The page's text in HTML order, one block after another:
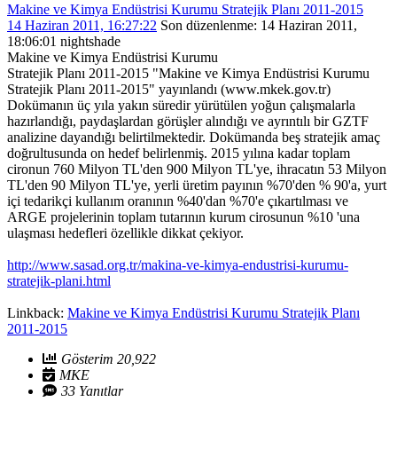
Makine ve Kimya Endüstrisi Kurumu Stratejik Planı 2011-2015
14 Haziran 2011, 16:27:22 Son düzenlenme: 14 Haziran 2011,
18:06:01 nightshade
Makine ve Kimya Endüstrisi Kurumu
Stratejik Planı 2011-2015 "Makine ve Kimya Endüstrisi Kurumu
Stratejik Planı 2011-2015" yayınlandı (www.mkek.gov.tr)
Dokümanın üç yıla yakın süredir yürütülen yoğun çalışmalarla
hazırlandığı, paydaşlardan görüşler alındığı ve ayrıntılı bir GZTF
analizine dayandığı belirtilmektedir. Dokümanda beş stratejik amaç
doğrultusunda on hedef belirlenmiş. 2015 yılına kadar toplam
cironun 760 Milyon TL'den 900 Milyon TL'ye, ihracatın 53 Milyon
TL'den 90 Milyon TL'ye, yerli üretim payının %70'den % 90'a, yurt
içi tedarikçi kullanım oranının %40'dan %70'e çıkartılması ve
ARGE projelerinin toplam tutarının kurum cirosunun %10 'una
ulaşması hedefleri özellikle dikkat çekiyor.
http://www.sasad.org.tr/makina-ve-kimya-endustrisi-kurumu-
stratejik-plani.html
Linkback: Makine ve Kimya Endüstrisi Kurumu Stratejik Planı
2011-2015
Gösterim 20,922
MKE
33 Yanıtlar